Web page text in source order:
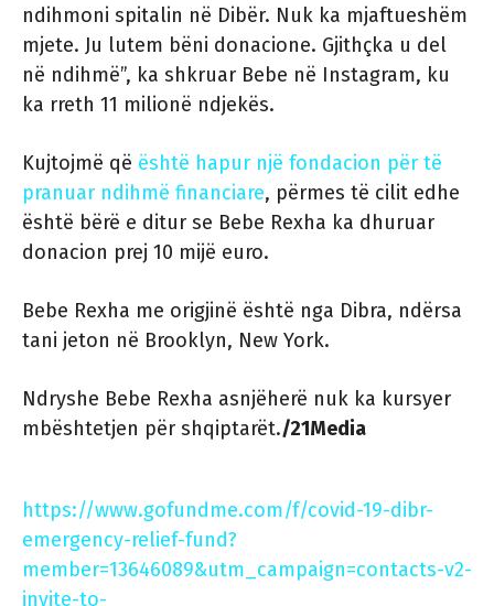
ndihmoni spitalin në Dibër. Nuk ka mjaftueshëm
mjete. Ju lutem bëni donacione. Gjithçka u del
në ndihmë”, ka shkruar Bebe në Instagram, ku
ka rreth 11 milionë ndjekës.
Kujtojmë që është hapur një fondacion për të
pranuar ndihmë financiare, përmes të cilit edhe
është bërë e ditur se Bebe Rexha ka dhuruar
donacion prej 10 mijë euro.
Bebe Rexha me origjinë është nga Dibra, ndërsa
tani jeton në Brooklyn, New York.
Ndryshe Bebe Rexha asnjëherë nuk ka kursyer
mbështetjen për shqiptarët./21Media
https://www.gofundme.com/f/covid-19-dibr-
emergency-relief-fund?
member=13646089&utm_campaign=contacts-v2-
invite-to-